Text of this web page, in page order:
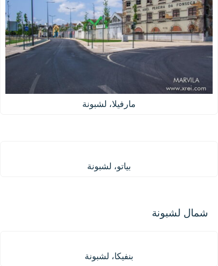
مارفيلا، لشبونة
بياتو، لشبونة
شمال لشبونة
بنفيكا، لشبونة